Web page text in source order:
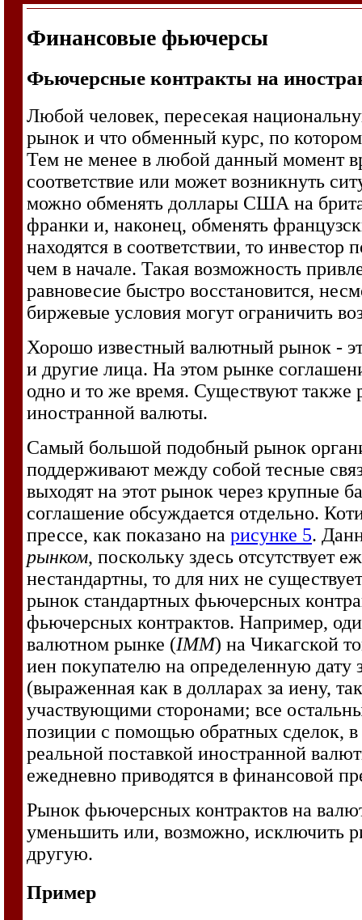
Финансовые фьючерсы
Фьючерсные контракты на
Любой человек, пересекая
рынок и что обменный курс, по
Тем не менее в любой данный момент
соответствие или может возникнуть
можно обменять доллары США на
франки и, наконец, обменять
находятся в соответствии, то
чем в начале. Такая возможность
равновесие быстро восстановится,
биржевые условия могут ограничить
Хорошо известный валютный рынок -
и другие лица. На этом рынке
одно и то же время. Существуют также
иностранной валюты.
Самый большой подобный рынок
поддерживают между собой тесные
выходят на этот рынок через крупные
соглашение обсуждается отдельно.
прессе, как показано на рисунке 5.
рынком, поскольку здесь отсутствует
нестандартны, то для них не
рынок стандартных фьючерсных
фьючерсных контрактов. Например,
валютном рынке (IMM) на Чикагской
иен покупателю на определенную
(выраженная как в долларах за иену,
участвующими сторонами; все
позиции с помощью обратных сделок, в
реальной поставкой иностранной
ежедневно приводятся в финансовой
Рынок фьючерсных контрактов на
уменьшить или, возможно, исключить
другую.
Пример